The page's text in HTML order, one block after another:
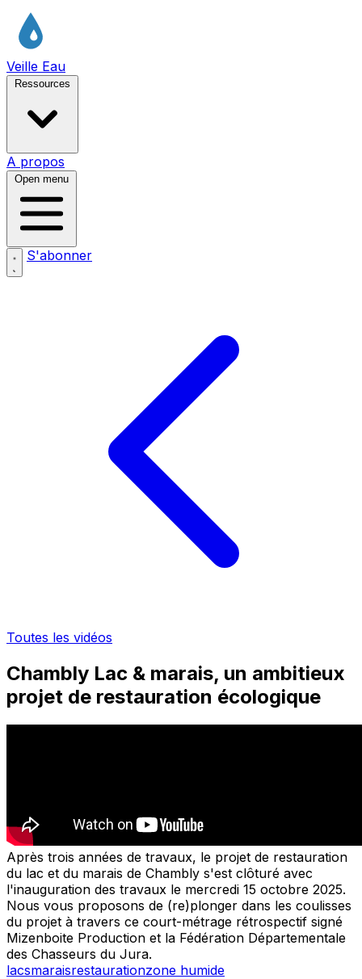
Veille Eau
Ressources
A propos
Open menu
S'abonner
Toutes les vidéos
Chambly Lac & marais, un ambitieux
projet de restauration écologique
Après trois années de travaux, le projet de restauration
du lac et du marais de Chambly s'est clôturé avec
l'inauguration des travaux le mercredi 15 octobre 2025.
Nous vous proposons de (re)plonger dans les coulisses
du projet à travers ce court-métrage rétrospectif signé
Mizenboite Production et la Fédération Départementale
des Chasseurs du Jura.
lacsmaraisrestaurationzone humide